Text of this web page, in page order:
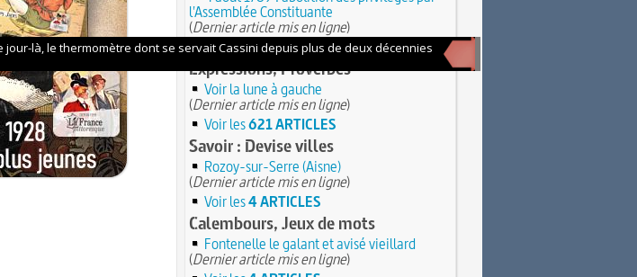
l'Assemblée Constituante
(Dernier article mis en ligne)
Voir les158 ARTICLES
Expressions, Proverbes
Voir la lune à gauche
(Dernier article mis en ligne)
Voir les621 ARTICLES
Savoir : Devise villes
Rozoy-sur-Serre (Aisne)
(Dernier article mis en ligne)
Voir les4 ARTICLES
Calembours, Jeux de mots
Fontenelle le galant et avisé vieillard
(Dernier article mis en ligne)